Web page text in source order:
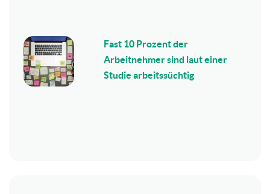
Fast 10 Prozent der
Arbeitnehmer sind laut einer
Studie arbeitssüchtig